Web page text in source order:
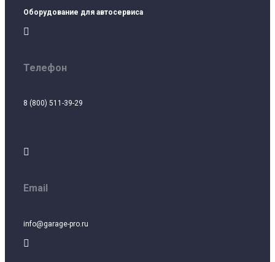
Оборудование для автосервиса

Телефон
8 (800) 511-39-29

Email
info@garage-pro.ru
